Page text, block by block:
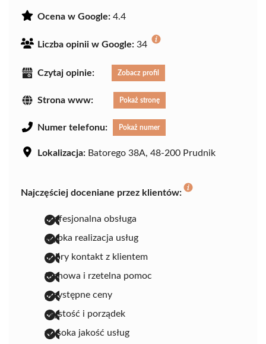
Ocena w Google: 4.4
Liczba opinii w Google: 34
Czytaj opinie: Zobacz profil
Strona www: Pokaż stronę
Numer telefonu: Pokaż numer
Lokalizacja: Batorego 38A, 48-200 Prudnik
Najczęściej doceniane przez klientów:
profesjonalna obsługa
szybka realizacja usług
dobry kontakt z klientem
fachowa i rzetelna pomoc
przystępne ceny
czystość i porządek
wysoka jakość usług